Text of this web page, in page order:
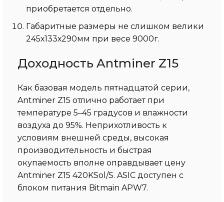
приобретается отдельно.
Габаритные размеры не слишком велики
245х133х290мм при весе 9000г.
Доходность Antminer Z15
Как базовая модель пятнадцатой серии,
Antminer Z15 отлично работает при
температуре 5–45 градусов и влажности
воздуха до 95%. Неприхотливость к
условиям внешней среды, высокая
производительность и быстрая
окупаемость вполне оправдывает цену
Antminer Z15 420KSol/S. ASIC доступен с
блоком питания Bitmain APW7.